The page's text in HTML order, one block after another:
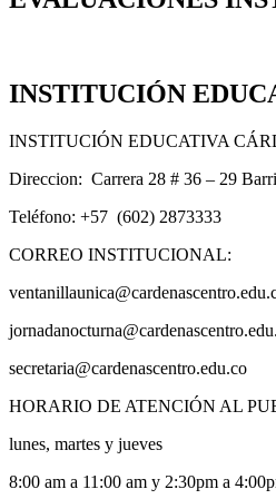
INSTITUCIÓN
INSTITUCIÓN EDUCATIVA
Direccion: Carrera 28 # 36 – 29
Teléfono: +57 (602) 2873333
CORREO INSTITUCIONAL:
secretaria@cardenascentro.edu.co
HORARIO DE ATENCIÓN AL
lunes, martes y jueves
8:00 am a 11:00 am y 2:30pm a